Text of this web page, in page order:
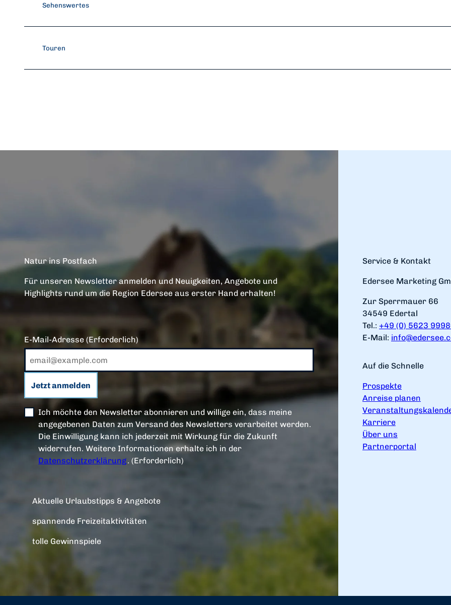
Sehenswertes
Touren
Natur ins Postfach
Für unseren Newsletter anmelden und Neuigkeiten, Angebote und
Highlights rund um die Region Edersee aus erster Hand erhalten!
E-Mail-Adresse (Erforderlich)
Jetzt anmelden
Ich möchte den Newsletter abonnieren und willige ein, dass meine
angegebenen Daten zum Versand des Newsletters verarbeitet werden.
Die Einwilligung kann ich jederzeit mit Wirkung für die Zukunft
widerrufen. Weitere Informationen erhalte ich in der
Datenschutzerklärung. (Erforderlich)
Aktuelle Urlaubstipps & Angebote
spannende Freizeitaktivitäten
tolle Gewinnspiele
Service & Kontakt
Edersee Marketing
Zur Sperrmauer 66
34549 Edertal
Tel.: +49 (0) 5623
E-Mail:
Auf die Schnelle
Prospekte
Anreise planen
Karriere
Über uns
Partnerportal